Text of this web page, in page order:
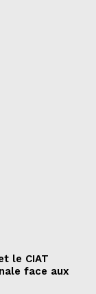
le CIAT
face aux